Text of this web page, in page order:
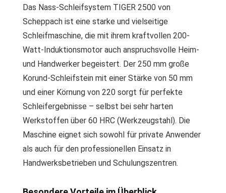
Das Nass-Schleifsystem TIGER 2500 von
Scheppach ist eine starke und vielseitige
Schleifmaschine, die mit ihrem kraftvollen 200-
Watt-Induktionsmotor auch anspruchsvolle Heim-
und Handwerker begeistert. Der 250 mm große
Korund-Schleifstein mit einer Stärke von 50 mm
und einer Körnung von 220 sorgt für perfekte
Schleifergebnisse – selbst bei sehr harten
Werkstoffen über 60 HRC (Werkzeugstahl). Die
Maschine eignet sich sowohl für private Anwender
als auch für den professionellen Einsatz in
Handwerksbetrieben und Schulungszentren.